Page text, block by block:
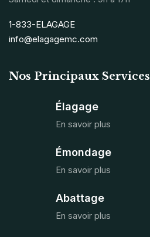
1-833-ELAGAGE
info@elagagemc.com
Nos Principaux Services
Élagage
En savoir plus
Émondage
En savoir plus
Abattage
En savoir plus